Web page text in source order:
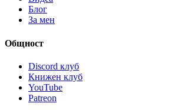
Блог
За мен
Общност
Discord клуб
Книжен клуб
YouTube
Patreon